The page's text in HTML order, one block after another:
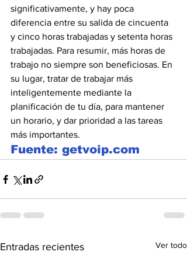
significativamente, y hay poca
diferencia entre su salida de cincuenta
y cinco horas trabajadas y setenta horas
trabajadas. Para resumir, más horas de
trabajo no siempre son beneficiosas. En
su lugar, tratar de trabajar más
inteligentemente mediante la
planificación de tu día, para mantener
un horario, y dar prioridad a las tareas
más importantes.
Fuente: getvoip.com
Entradas recientes Ver todo